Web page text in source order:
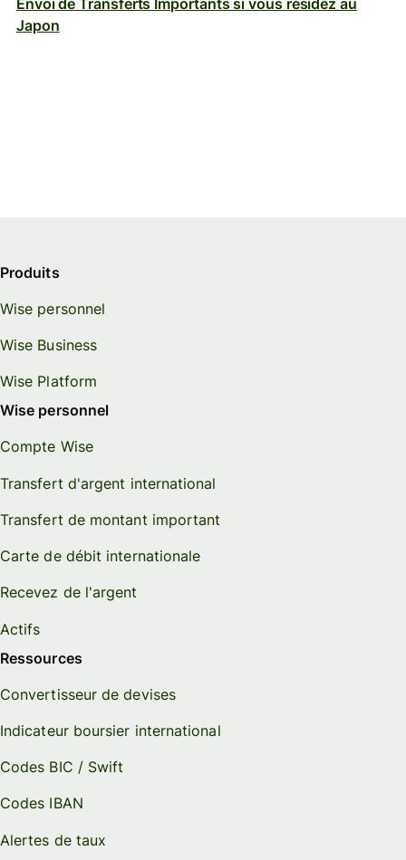
Envoi de Transferts Importants si vous résidez au
Japon
Produits
Wise personnel
Wise Business
Wise Platform
Wise personnel
Compte Wise
Transfert d'argent international
Transfert de montant important
Carte de débit internationale
Recevez de l'argent
Actifs
Ressources
Convertisseur de devises
Indicateur boursier international
Codes BIC / Swift
Codes IBAN
Alertes de taux